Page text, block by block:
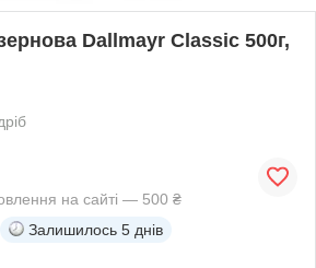
Dallmayr Classic 500г,
на сайті — 500 ₴
Залишилось 5 днів